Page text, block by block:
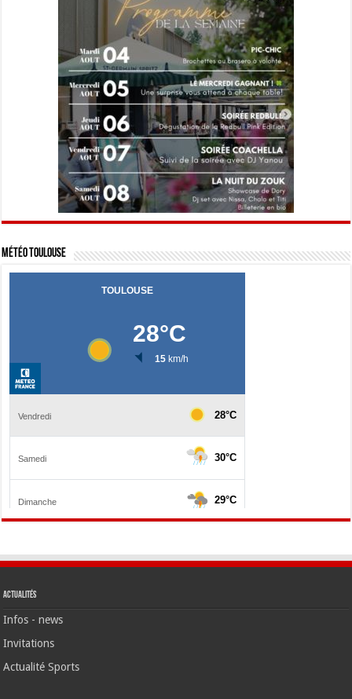
Météo Toulouse
Actualités
Infos - news
Invitations
Actualité Sports